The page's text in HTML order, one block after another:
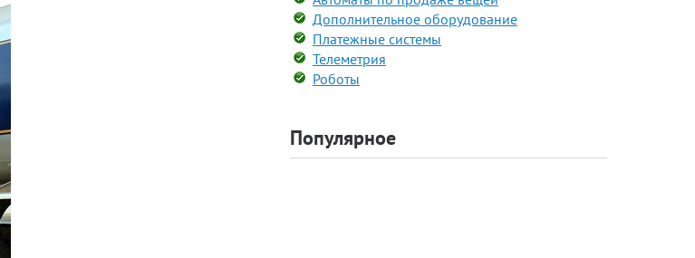
Дополнительное оборудование
Платежные системы
Телеметрия
Роботы
Популярное